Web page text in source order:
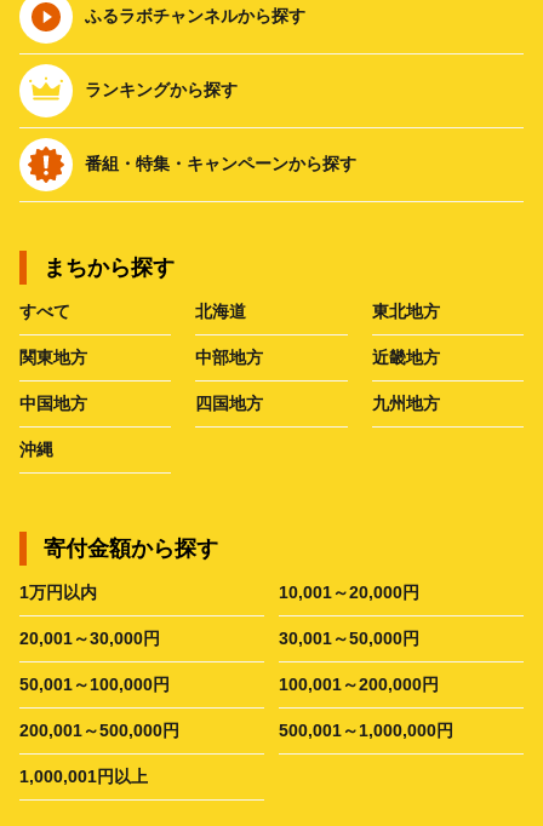
ふるラボチャンネルから探す
ランキングから探す
番組・特集・キャンペーンから探す
まちから探す
すべて 北海道 東北地方
関東地方 中部地方 近畿地方
中国地方 四国地方 九州地方
沖縄
寄付金額から探す
1万円以内 10,001～20,000円
20,001～30,000円 30,001～50,000円
50,001～100,000円 100,001～200,000円
200,001～500,000円 500,001～1,000,000円
1,000,001円以上